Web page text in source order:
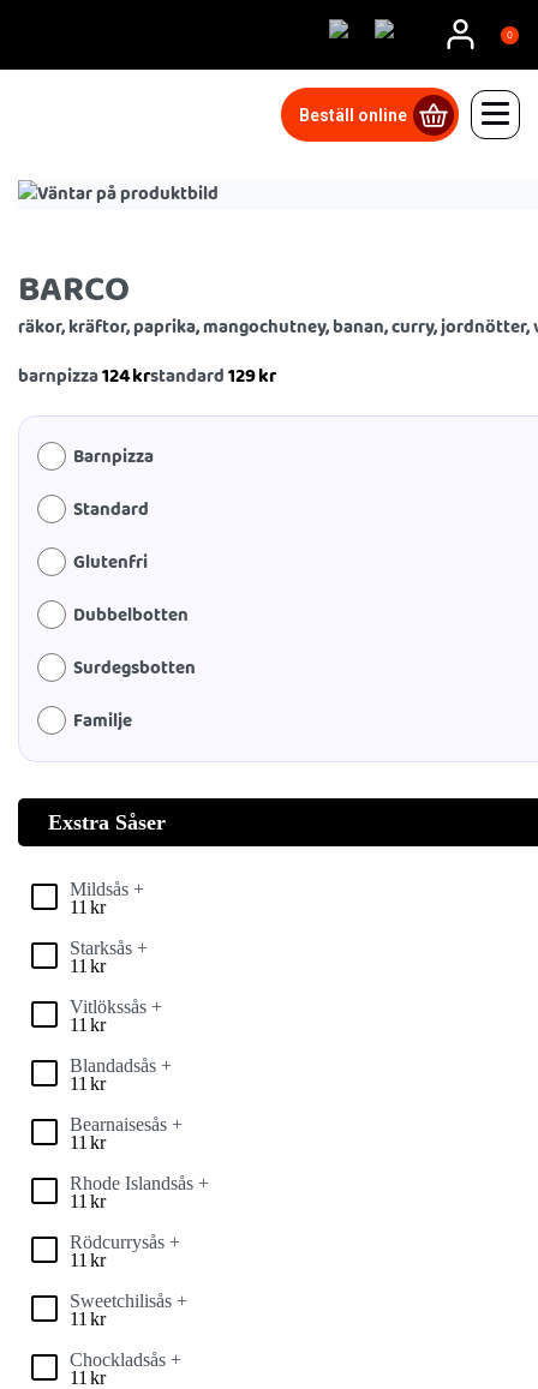
0
Beställ online
BARCO
räkor, kräftor, paprika, mangochutney, banan, curry, jordnötter,
barnpizza124krstandard129kr
Barnpizza
Standard
Glutenfri
Dubbelbotten
Surdegsbotten
Familje
Exstra Såser
Mildsås +
11 kr
Starksås +
11 kr
Vitlökssås +
11 kr
Blandadsås +
11 kr
Bearnaisesås +
11 kr
Rhode Islandsås +
11 kr
Rödcurrysås +
11 kr
Sweetchilisås +
11 kr
Chockladsås +
11 kr